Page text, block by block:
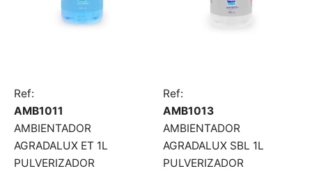
Ref:
AMB1011
AMBIENTADOR
AGRADALUX ET 1L
PULVERIZADOR
Ref:
AMB1013
AMBIENTADOR
AGRADALUX SBL 1L
PULVERIZADOR